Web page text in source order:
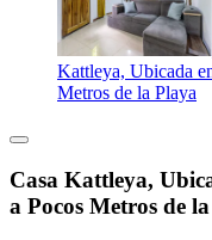
Kattleya, Ubicada
Metros de la Playa
Casa Kattleya,
a Pocos Metros de